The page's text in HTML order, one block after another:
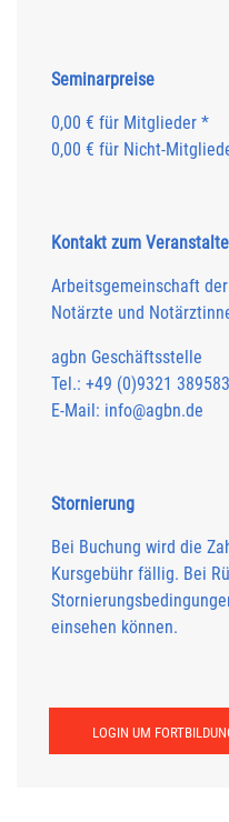
Seminarpreise
0,00 € für Mitglieder *
0,00 € für Nicht-
Kontakt zum
Arbeitsgemeinschaft
Notärzte und
agbn Geschäftsstelle
Tel.: +49 (0)9321
E-Mail: info@agbn.de
Stornierung
Bei Buchung wird die
Kursgebühr fällig. Bei
einsehen können.
LOGIN UM